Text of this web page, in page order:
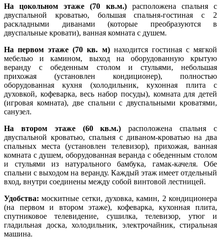
На цокольном этаже (70 кв.м.)расположена спальня с
двуспальной кроватью, большая спальня-гостиная с 2
раскладными диванами (которые преобразуются в
двуспальные кровати), ванная комната с душем.
На первом этаже (70 кв. м) находится гостиная с мягкой
мебелью и камином, выход на оборудованную крытую
веранду с обеденным столом и стульями, небольшая
прихожая (установлен кондиционер), полностью
оборудованная кухня (холодильник, кухонная плита с
духовкой, кофеварка, весь набор посуды), комната для детей
(игровая комната), две спальни с двуспальными кроватями,
санузел.
На втором этаже (60 кв.м.)расположена спальня
с
двуспальной кроватью, спальня с диваном-кроватью на два
спальных места (установлен телевизор), прихожая, ванная
комната с душем, оборудованная веранда с обеденным столом
и стульями из натурального бамбука, гамак-качеля. Обе
спальни с выходом на веранду. Каждый этаж имеет отдельный
вход, внутри соединены между собой винтовой лестницей.
Удобства: москитные сетки, духовка, камин, 2 кондиционера
(на первом и втором этаже), кофеварка, кухонная плита,
спутниковое телевидение, сушилка, телевизор, утюг и
гладильная доска, холодильник, электрочайник, стиральная
машина.